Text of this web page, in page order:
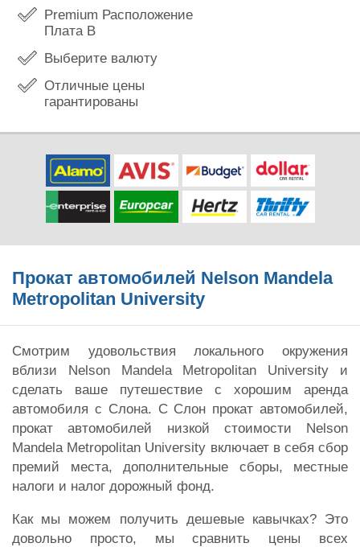
Premium Расположение
Плата В
Выберите валюту
Отличные цены
гарантированы
Прокат автомобилей Nelson Mandela
Metropolitan University
Смотрим удовольствия локального окружения
вблизи Nelson Mandela Metropolitan University и
сделать ваше путешествие с хорошим аренда
автомобиля с Слона. С Слон прокат автомобилей,
прокат автомобилей низкой стоимости Nelson
Mandela Metropolitan University включает в себя сбор
премий места, дополнительные сборы, местные
налоги и налог дорожный фонд.
Как мы можем получить дешевые кавычках? Это
довольно просто, мы сравнить цены всех